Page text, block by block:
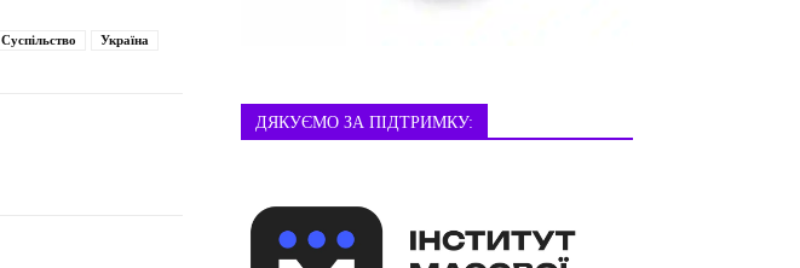
Суспільство Україна
ДЯКУЄМО ЗА ПІДТРИМКУ: